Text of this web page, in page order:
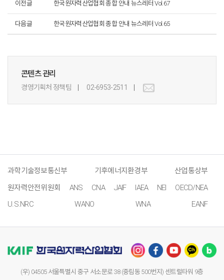
이전글 한국원자력산업협회 종합 안내 뉴스레터 Vol.67
다음글 한국원자력산업협회 종합 안내 뉴스레터 Vol.65
콘텐츠 관리
경영기획처 정책팀 02-6953-2511
과학기술정보통신부 기후에너지환경부
산업통상부
원자력안전위원회
ANS CNA JAIF IAEA NEI
OECD/NEA
U.S.NRC
WANO WNA EANF
(우) 04505 서울특별시 중구 서소문로 38 (중림동 500번지) 센트럴타워 9층